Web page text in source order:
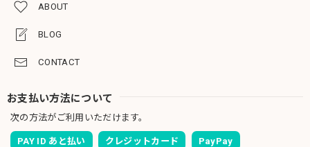
ABOUT
BLOG
CONTACT
お支払い方法について
次の方法がご利用いただけます。
PAY ID あと払い クレジットカード PayPay